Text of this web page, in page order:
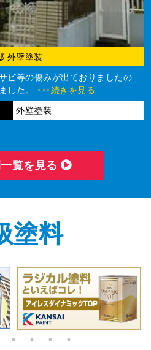
外壁塗装
ビ等の傷みが出ておりましたの
した。 ･･･続きを見る
外壁塗装
覧を⾒る
塗料